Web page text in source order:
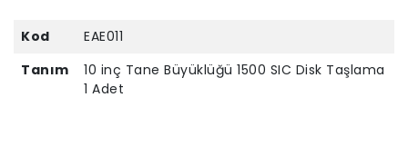
Kod
EAE011
Tanım
10 inç Tane Büyüklüğü 1500 SIC Disk Taşlama
1 Adet